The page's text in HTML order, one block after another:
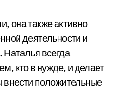
она также активно
деятельности и
Наталья всегда
кто в нужде, и делает
внести положительные